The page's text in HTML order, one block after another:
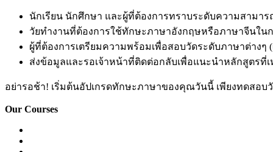
นักเรียน นักศึกษา และผู้ที่ต้องการทราบระดับความสามาร
วัยทำงานที่ต้องการใช้ทักษะภาษาอังกฤษหรือภาษาจีนใน
ผู้ที่ต้องการเตรียมความพร้อมเพื่อสอบวัดระดับภาษาต่างๆ (
ส่งข้อมูลและรอเจ้าหน้าที่ติดต่อกลับเพื่อแนะนำหลักสูตรที่
อย่ารอช้า! เริ่มต้นอัปเกรดทักษะภาษาของคุณวันนี้ เพียงทดสอบวั
Our Courses